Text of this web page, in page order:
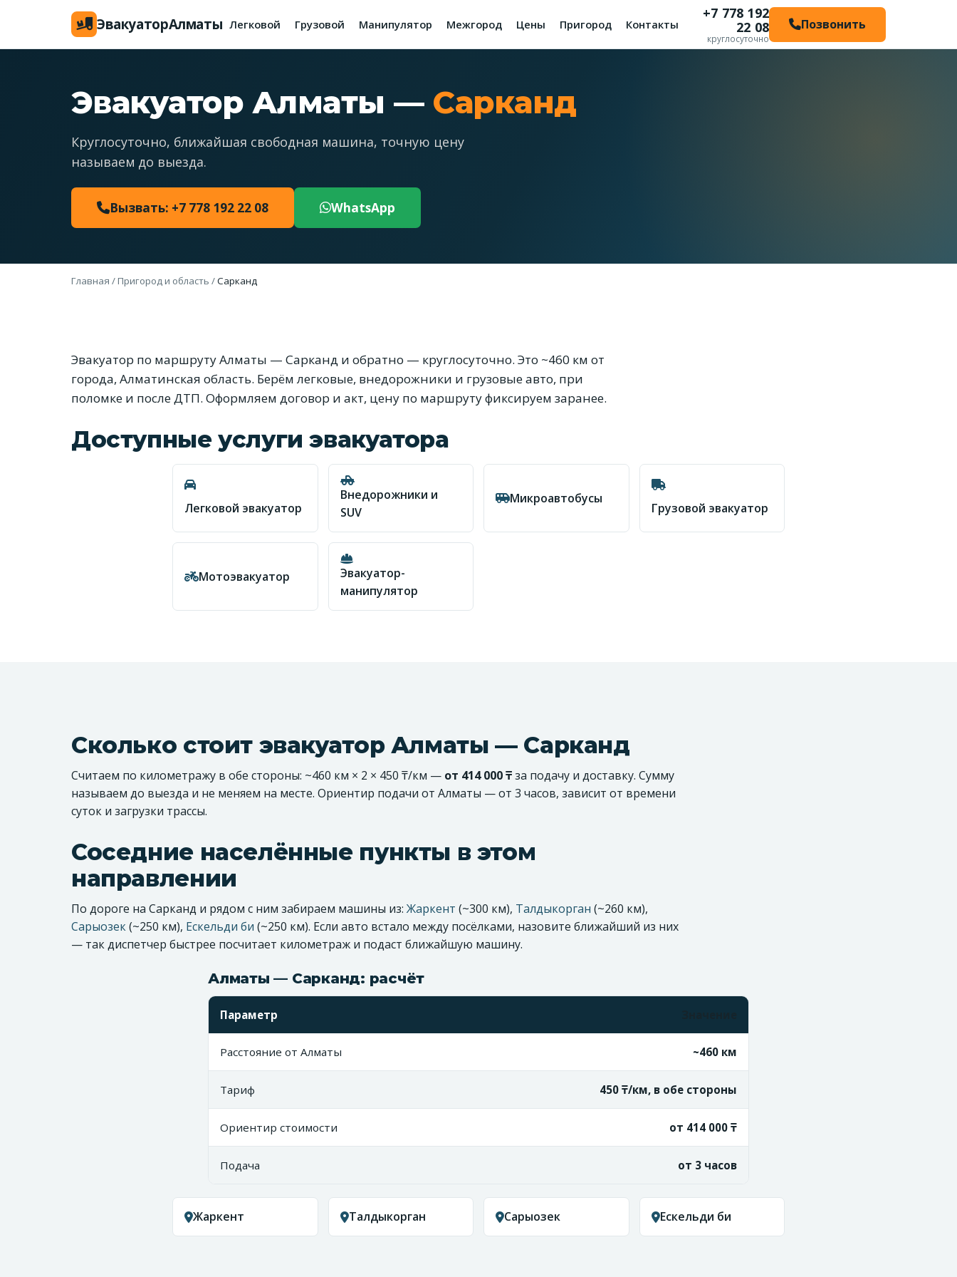
ЭвакуаторАлматы Легковой Грузовой Манипулятор Межгород Цены Пригород Контакты
+7 778 192
22 08
круглосуточно
Позвонить
Эвакуатор Алматы — Сарканд
Круглосуточно, ближайшая свободная машина, точную цену
называем до выезда.
Вызвать: +7 778 192 22 08 WhatsApp
Главная /Пригород и область /Сарканд
Эвакуатор по маршруту Алматы — Сарканд и обратно — круглосуточно. Это ~460 км от
города, Алматинская область. Берём легковые, внедорожники и грузовые авто, при
поломке и после ДТП. Оформляем договор и акт, цену по маршруту фиксируем заранее.
Доступные услуги эвакуатора
Легковой эвакуатор
Внедорожники и
SUV
Микроавтобусы
Грузовой эвакуатор
Мотоэвакуатор
Эвакуатор-
манипулятор
Сколько стоит эвакуатор Алматы — Сарканд
Считаем по километражу в обе стороны: ~460 км × 2 × 450 ₸/км — от 414 000 ₸за подачу и доставку. Сумму
называем до выезда и не меняем на месте. Ориентир подачи от Алматы — от 3 часов, зависит от времени
суток и загрузки трассы.
Соседние населённые пункты в этом
направлении
По дороге на Сарканд и рядом с ним забираем машины из: Жаркент (~300 км), Талдыкорган (~260 км),
Сарыозек(~250 км), Ескельди би (~250 км). Если авто встало между посёлками, назовите ближайший из них
— так диспетчер быстрее посчитает километраж и подаст ближайшую машину.
Алматы — Сарканд: расчёт
Параметр
Расстояние от Алматы ~460 км
Тариф 450 ₸/км, в обе стороны
Ориентир стоимости от 414 000 ₸
Подача от 3 часов
Жаркент Талдыкорган Сарыозек Ескельди би